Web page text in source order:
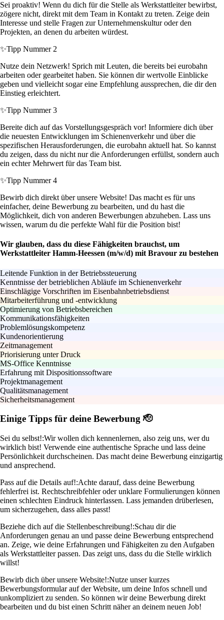
Sei proaktiv! Wenn du dich für die Stelle als Werkstattleiter bewirbst,
zögere nicht, direkt mit dem Team in Kontakt zu treten. Zeige dein
Interesse und stelle Fragen zur Unternehmenskultur oder den
Projekten, an denen du arbeiten würdest.
✨Tipp Nummer 2
Nutze dein Netzwerk! Sprich mit Leuten, die bereits bei eurobahn
arbeiten oder gearbeitet haben. Sie können dir wertvolle Einblicke
geben und vielleicht sogar eine Empfehlung aussprechen, die dir den
Einstieg erleichtert.
✨Tipp Nummer 3
Bereite dich auf das Vorstellungsgespräch vor! Informiere dich über
die neuesten Entwicklungen im Schienenverkehr und über die
spezifischen Herausforderungen, die eurobahn aktuell hat. So kannst
du zeigen, dass du nicht nur die Anforderungen erfüllst, sondern auch
ein echter Mehrwert für das Team bist.
✨Tipp Nummer 4
Bewirb dich direkt über unsere Website! Das macht es für uns
einfacher, deine Bewerbung zu bearbeiten, und du hast die
Möglichkeit, dich von anderen Bewerbungen abzuheben. Lass uns
wissen, warum du die perfekte Wahl für die Position bist!
Wir glauben, dass du diese Fähigkeiten brauchst, um
Werkstattleiter Hamm-Heessen (m/w/d) mit Bravour zu bestehen
Leitende Funktion in der Betriebssteuerung
Kenntnisse der betrieblichen Abläufe im Schienenverkehr
Einschlägige Vorschriften im Eisenbahnbetriebsdienst
Mitarbeiterführung und -entwicklung
Optimierung von Betriebsbereichen
Kommunikationsfähigkeiten
Problemlösungskompetenz
Kundenorientierung
Zeitmanagement
Priorisierung unter Druck
MS-Office Kenntnisse
Erfahrung mit Dispositionssoftware
Projektmanagement
Qualitätsmanagement
Sicherheitsmanagement
Einige Tipps für deine Bewerbung 🫡
Sei du selbst!:Wir wollen dich kennenlernen, also zeig uns, wer du
wirklich bist! Verwende eine authentische Sprache und lass deine
Persönlichkeit durchscheinen. Das macht deine Bewerbung einzigartig
und ansprechend.
Pass auf die Details auf!:Achte darauf, dass deine Bewerbung
fehlerfrei ist. Rechtschreibfehler oder unklare Formulierungen können
einen schlechten Eindruck hinterlassen. Lass jemanden drüberlesen,
um sicherzugehen, dass alles passt!
Beziehe dich auf die Stellenbeschreibung!:Schau dir die
Anforderungen genau an und passe deine Bewerbung entsprechend
an. Zeige, wie deine Erfahrungen und Fähigkeiten zu den Aufgaben
als Werkstattleiter passen. Das zeigt uns, dass du die Stelle wirklich
willst!
Bewirb dich über unsere Website!:Nutze unser kurzes
Bewerbungsformular auf der Website, um deine Infos schnell und
unkompliziert zu senden. So können wir deine Bewerbung direkt
bearbeiten und du bist einen Schritt näher an deinem neuen Job!